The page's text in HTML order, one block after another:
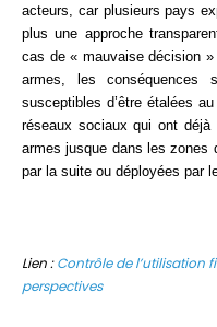
acteurs, car plusieurs pays
plus une approche
cas de « mauvaise décision
armes, les
susceptibles d’être étalées
réseaux sociaux qui ont
armes jusque dans les zones
par la suite ou déployées par
Lien :Contrôle de l’utilisation
perspectives